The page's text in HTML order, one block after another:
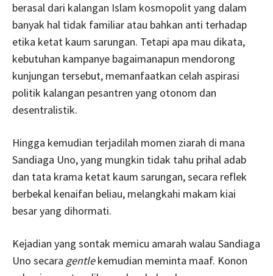
berasal dari kalangan Islam kosmopolit yang dalam
banyak hal tidak familiar atau bahkan anti terhadap
etika ketat kaum sarungan. Tetapi apa mau dikata,
kebutuhan kampanye bagaimanapun mendorong
kunjungan tersebut, memanfaatkan celah aspirasi
politik kalangan pesantren yang otonom dan
desentralistik.
Hingga kemudian terjadilah momen ziarah di mana
Sandiaga Uno, yang mungkin tidak tahu prihal adab
dan tata krama ketat kaum sarungan, secara reflek
berbekal kenaifan beliau, melangkahi makam kiai
besar yang dihormati.
Kejadian yang sontak memicu amarah walau Sandiaga
Uno secara gentlekemudian meminta maaf. Konon